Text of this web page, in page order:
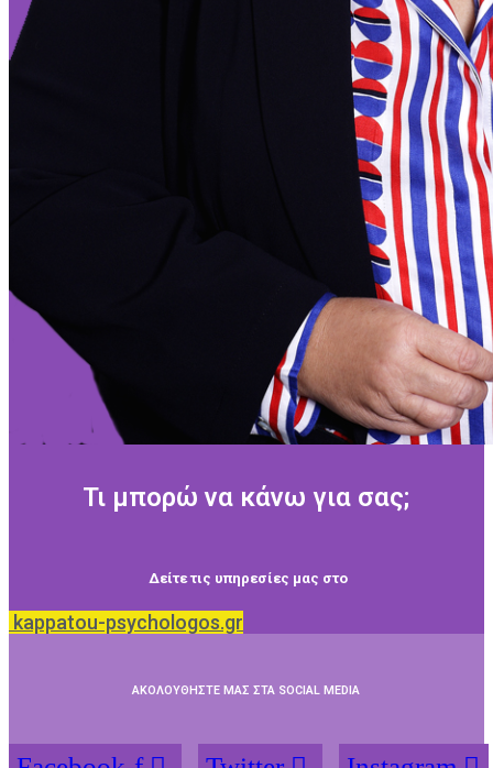
Τι μπορώ να κάνω για σας;
Δείτε τις υπηρεσίες μας στο
kappatou-psychologos.gr
ΑΚΟΛΟΥΘΗΣΤΕ ΜΑΣ ΣΤΑ SOCIAL MEDIA